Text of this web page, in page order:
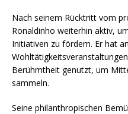
Nach seinem Rücktritt vom
Ronaldinho weiterhin aktiv,
Initiativen zu fördern. Er hat
Berühmtheit genutzt, um
sammeln.
Seine philanthropischen